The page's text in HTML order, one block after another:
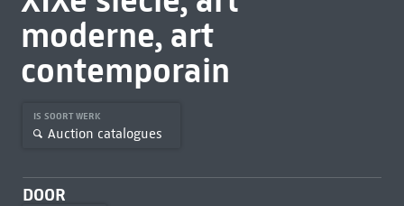
moderne, art
contemporain
IS SOORT WERK
Auction catalogues
DOOR